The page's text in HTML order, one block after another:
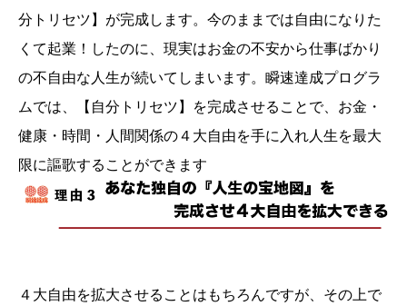
分トリセツ】が完成します。今のままでは自由になりた
くて起業！したのに、現実はお金の不安から仕事ばかり
の不自由な人生が続いてしまいます。瞬速達成プログラ
ムでは、【自分トリセツ】を完成させることで、お金・
健康・時間・人間関係の４大自由を手に入れ人生を最大
限に謳歌することができます
４大自由を拡大させることはもちろんですが、その上で